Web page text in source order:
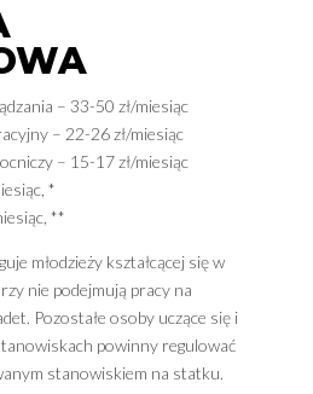
– 33-50 zł/miesiąc
– 22-26 zł/miesiąc
– 15-17 zł/miesiąc
*
**
młodzieży kształcącej się w
nie podejmują pracy na
Pozostałe osoby uczące się i
powinny regulować
stanowiskiem na statku.